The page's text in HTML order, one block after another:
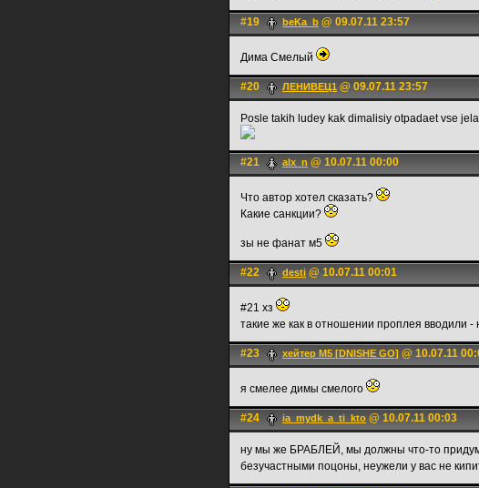
#19 beKa_b @ 09.07.11 23:57
Дима Смелый
#20 ЛЕНИВЕЦ1 @ 09.07.11 23:57
Posle takih ludey kak dimalisiy otpadaet vse
#21 alx_n @ 10.07.11 00:00
Что автор хотел сказать?
Какие санкции?
зы не фанат м5
#22 desti @ 10.07.11 00:01
#21 хз
такие же как в отношении проплея вводили -
#23 хейтер М5 [DNISHE GO] @ 10.07.11
я смелее димы смелого
#24 ia_mydk_a_ti_kto @ 10.07.11 00:03
ну мы же БРАБЛЕЙ, мы должны что-то
безучастными поцоны, неужели у вас не